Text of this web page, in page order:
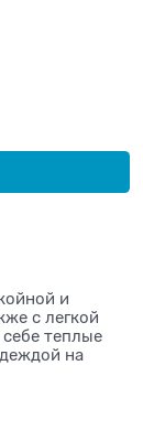
и
с легкой
теплые
на